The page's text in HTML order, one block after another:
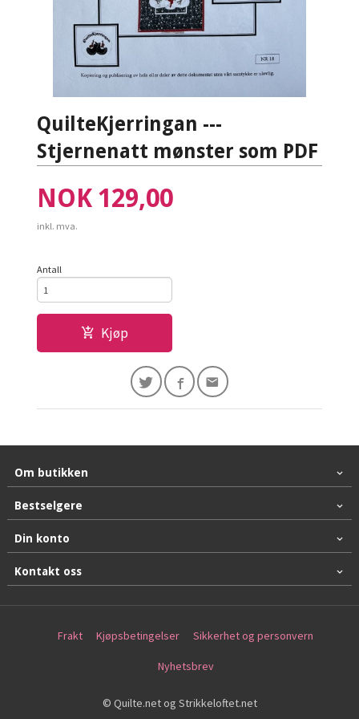
QuilteKjerringan ---
Stjernenatt mønster som PDF
Pris
NOK 129,00
inkl. mva.
Antall
Kjøp
Om butikken
Bestselgere
Din konto
Kontakt oss
Frakt Kjøpsbetingelser Sikkerhet og personvern
Nyhetsbrev
© Quilte.net og Strikkeloftet.net